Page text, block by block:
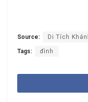
Source: Di Tích
Tags: đình